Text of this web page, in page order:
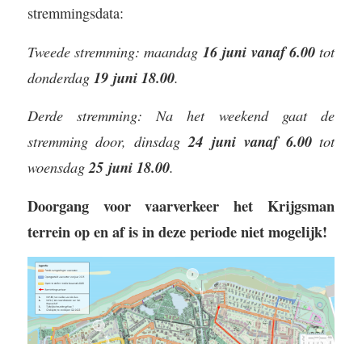
stremmingsdata:
Tweede stremming: maandag 16 juni vanaf 6.00 tot
donderdag 19 juni 18.00.
Derde stremming: Na het weekend gaat de
stremming door, dinsdag24 juni vanaf 6.00tot
woensdag25 juni 18.00.
Doorgang voor vaarverkeer het Krijgsman
terrein op en af is in deze periode niet mogelijk!